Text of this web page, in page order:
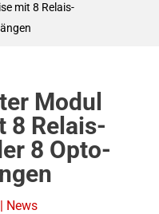
mit 8 Relais-
Modul
8 Relais-
8 Opto-
News